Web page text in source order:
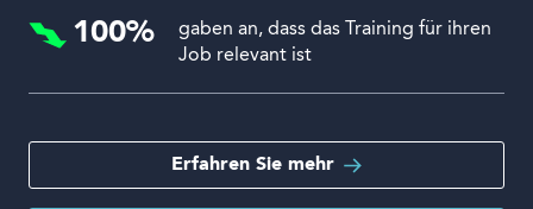
100%
gaben an, dass das Training für ihren
Job relevant ist
Erfahren Sie mehr